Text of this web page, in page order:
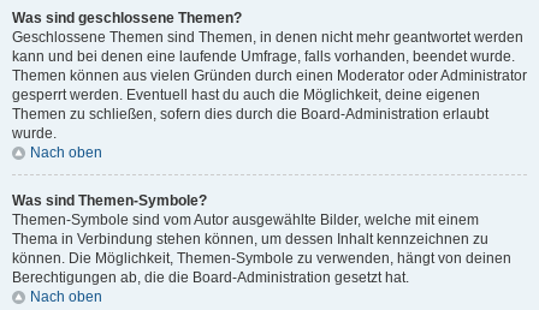
Was sind geschlossene Themen?
Geschlossene Themen sind Themen, in denen nicht mehr geantwortet werden
kann und bei denen eine laufende Umfrage, falls vorhanden, beendet wurde.
Themen können aus vielen Gründen durch einen Moderator oder Administrator
gesperrt werden. Eventuell hast du auch die Möglichkeit, deine eigenen
Themen zu schließen, sofern dies durch die Board-Administration erlaubt
wurde.
Nach oben
Was sind Themen-Symbole?
Themen-Symbole sind vom Autor ausgewählte Bilder, welche mit einem
Thema in Verbindung stehen können, um dessen Inhalt kennzeichnen zu
können. Die Möglichkeit, Themen-Symbole zu verwenden, hängt von deinen
Berechtigungen ab, die die Board-Administration gesetzt hat.
Nach oben